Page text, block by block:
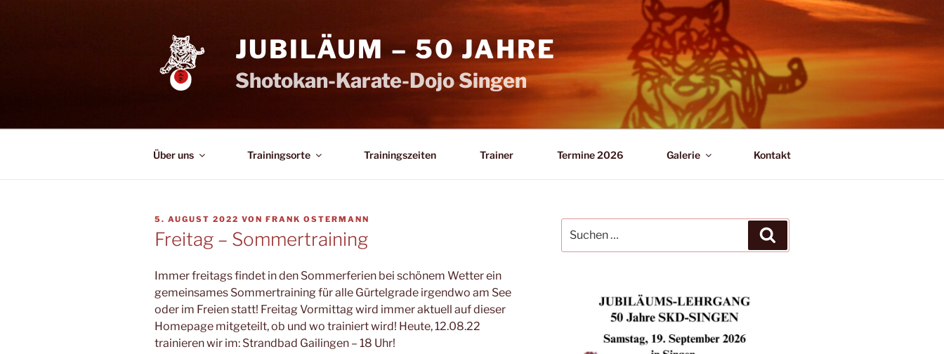
JUBILÄUM – 50 JAHRE
Shotokan-Karate-Dojo Singen
Über uns Trainingsorte Trainingszeiten Trainer Termine 2026 Galerie Kontakt
VERÖFFENTLICHT
AM
5. AUGUST 2022 VON FRANK OSTERMANN
Freitag – Sommertraining
Immer freitags findet in den Sommerferien bei schönem Wetter ein
gemeinsames Sommertraining für alle Gürtelgrade irgendwo am See
oder im Freien statt! Freitag Vormittag wird immer aktuell auf dieser
Homepage mitgeteilt, ob und wo trainiert wird! Heute, 12.08.22
trainieren wir im: Strandbad Gailingen – 18 Uhr!
nach: